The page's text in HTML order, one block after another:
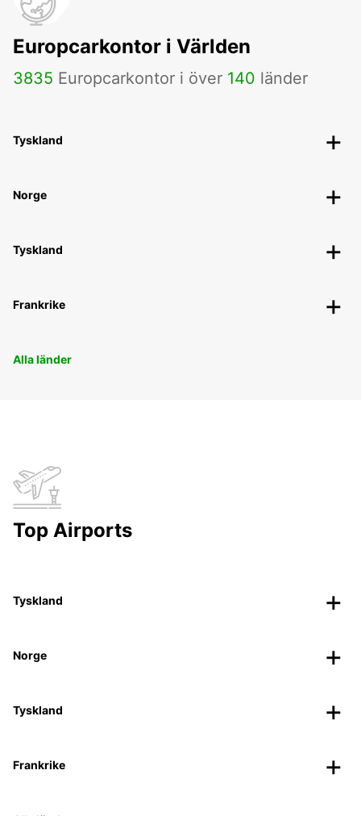
Europcarkontor i Världen
3835 Europcarkontor i över 140 länder
Tyskland
Norge
Tyskland
Frankrike
Alla länder
Top Airports
Tyskland
Norge
Tyskland
Frankrike